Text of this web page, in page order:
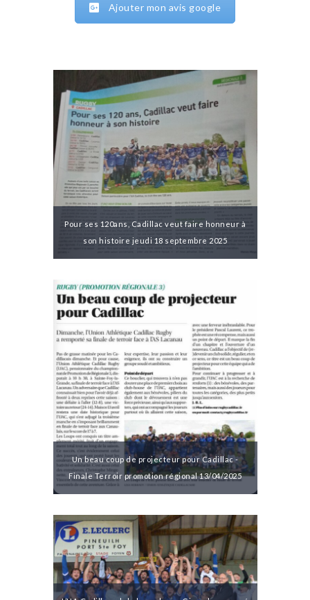
Ajouter mon avis google
Pour ses 120ans, Cadillac veut faire honneur à
son histoire jeudi 18 septembre 2025
Un beau coup de projecteur pour Cadillac -
Finale Terroir promotion régional 13/04/2025